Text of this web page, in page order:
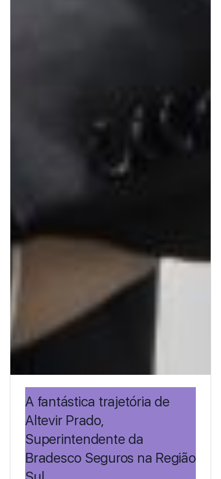
A fantástica trajetória de
Altevir Prado,
Superintendente da
Bradesco Seguros na Região